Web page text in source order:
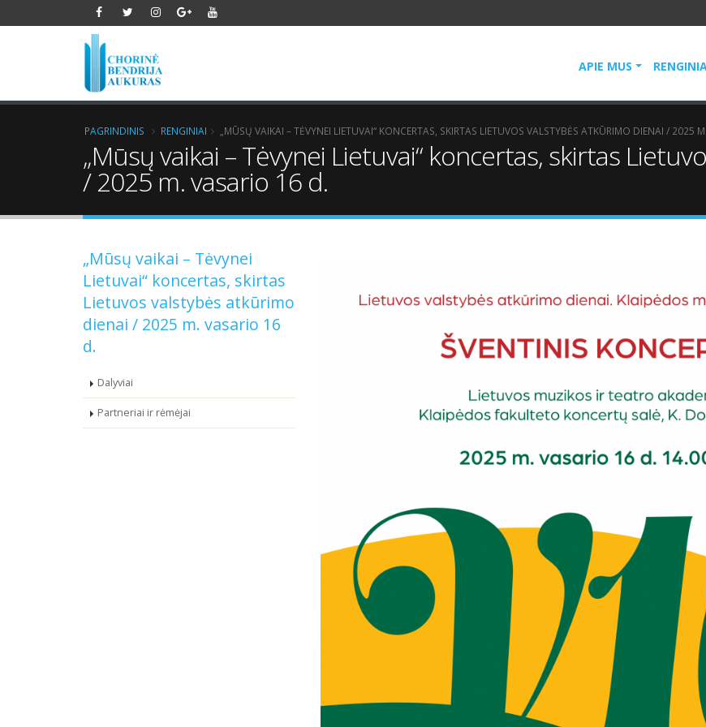
APIE MUS
PAGRINDINIS RENGINIAI „MŪSŲ VAIKAI – TĖVYNEI LIETUVAI“ KONCERTAS, SKIRTAS LIETUVOS VALSTYBĖS ATKŪRIMO DIENAI / 2025
„Mūsų vaikai – Tėvynei Lietuvai“ koncertas, skirtas
/ 2025 m. vasario 16 d.
„Mūsų vaikai – Tėvynei
Lietuvai“ koncertas, skirtas
Lietuvos valstybės atkūrimo
dienai / 2025 m. vasario 16
d.
Dalyviai
Partneriai ir rėmėjai